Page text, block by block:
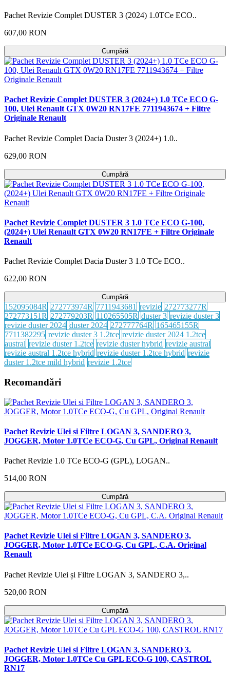
Pachet Revizie Complet DUSTER 3 (2024) 1.0TCe ECO..
607,00 RON
Cumpără
Pachet Revizie Complet DUSTER 3 (2024+) 1.0 TCe ECO G-
100, Ulei Renault GTX 0W20 RN17FE 7711943674 + Filtre
Originale Renault
Pachet Revizie Complet Dacia Duster 3 (2024+) 1.0..
629,00 RON
Cumpără
Pachet Revizie Complet DUSTER 3 1.0 TCe ECO G-100,
(2024+) Ulei Renault GTX 0W20 RN17FE + Filtre Originale
Renault
Pachet Revizie Complet Dacia Duster 3 1.0 TCe ECO..
622,00 RON
Cumpără
152095084R 272773974R 7711943681 revizie 272773277R
272773151R 272779203R 110265505R duster 3 revizie duster 3
revizie duster 2024 duster 2024 272777764R 165465155R
7711382295 revizie duster 3 1.2tce revizie duster 2024 1.2tce
austral revizie duster 1.2tce revizie duster hybrid revizie austral
revizie austral 1.2tce hybrid revizie duster 1.2tce hybrid revizie
duster 1.2tce mild hybrid revizie 1.2tce
Recomandări
Pachet Revizie Ulei si Filtre LOGAN 3, SANDERO 3,
JOGGER, Motor 1.0TCe ECO-G, Cu GPL, Original Renault
Pachet Revizie 1.0 TCe ECO-G (GPL), LOGAN..
514,00 RON
Cumpără
Pachet Revizie Ulei si Filtre LOGAN 3, SANDERO 3,
JOGGER, Motor 1.0TCe ECO-G, Cu GPL, C.A. Original
Renault
Pachet Revizie Ulei și Filtre LOGAN 3, SANDERO 3,..
520,00 RON
Cumpără
Pachet Revizie Ulei si Filtre LOGAN 3, SANDERO 3,
JOGGER, Motor 1.0TCe Cu GPL ECO-G 100, CASTROL
RN17